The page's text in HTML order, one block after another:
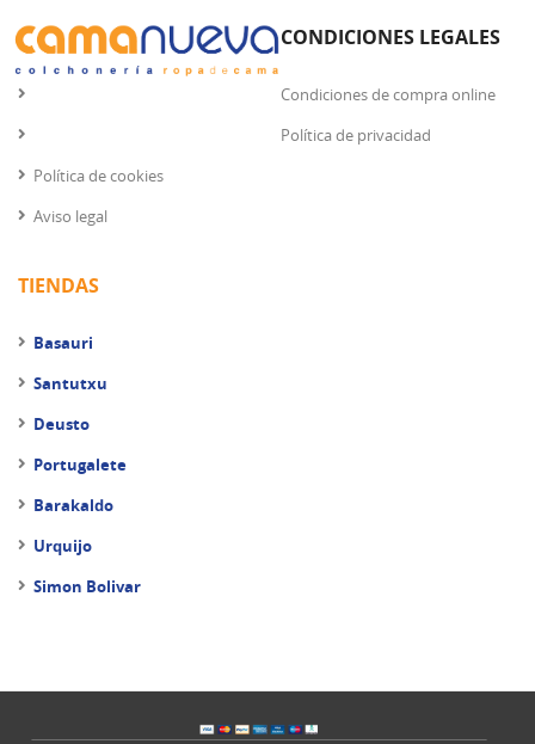
CONDICIONES LEGALES
Condiciones de compra online
Política de privacidad
Política de cookies
Aviso legal
TIENDAS
Basauri
Santutxu
Deusto
Portugalete
Barakaldo
Urquijo
Simon Bolivar